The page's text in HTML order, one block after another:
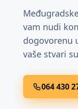
vam nudi
dogovorenu
vaše stvari
064 430